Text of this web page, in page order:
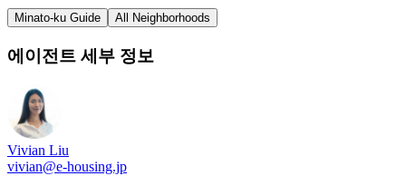
Minato-ku Guide All Neighborhoods
에이전트 세부 정보
Vivian Liu
vivian@e-housing.jp